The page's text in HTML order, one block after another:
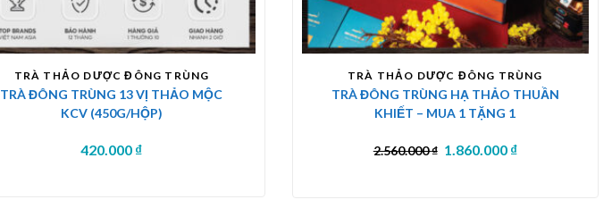
TRÀ THẢO DƯỢC ĐÔNG TRÙNG
TRÀ ĐÔNG TRÙNG 13 VỊ THẢO MỘC
KCV (450G/HỘP)
420.000 ₫
TRÀ THẢO DƯỢC ĐÔNG TRÙNG
TRÀ ĐÔNG TRÙNG HẠ THẢO THUẦN
KHIẾT – MUA 1 TẶNG 1
2.560.000₫ 1.860.000 ₫